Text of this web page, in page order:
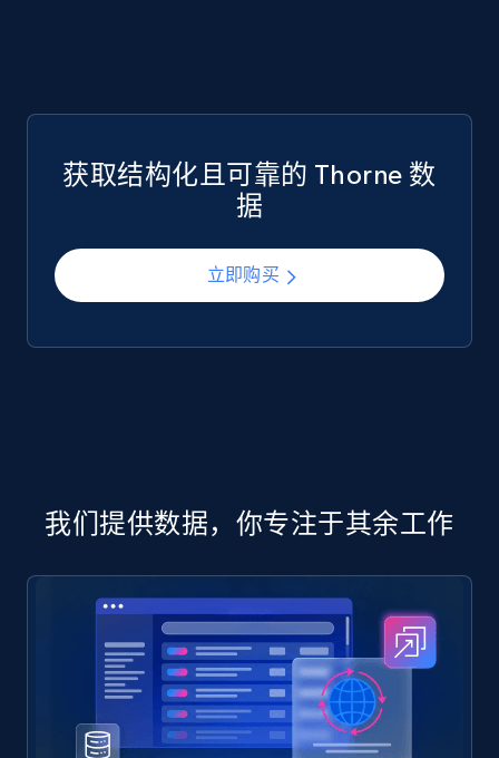
Review rating, Review, Found helpful, App url, and
more.
eCommerce
Manufacturer url, and more.
eCommerce
717+ 91+ 立即购买
获取结构化且可靠的 Thorne 数
据
立即购买
我们提供数据，你专注于其余工作